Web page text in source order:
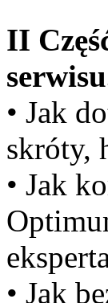
II
• Jak
skróty,
• Jak
• Jak